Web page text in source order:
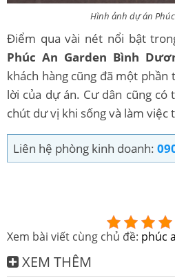
Hình ảnh dự án
Điểm qua vài nét nổi bật
Phúc An Garden Bình
khách hàng cũng đã một phần
lời của dự án. Cư dân cũng
chút dư vị khi sống và làm việc
Liên hệ phòng kinh doanh:
Xem bài viết cùng chủ đề: phúc
XEM THÊM